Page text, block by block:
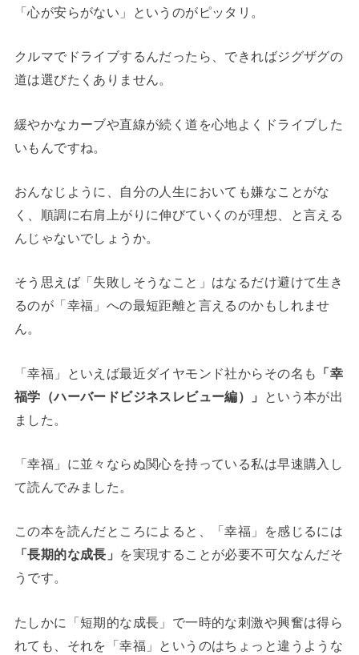
「心が安らがない」というのがピッタリ。
クルマでドライブするんだったら、できればジグザグの
道は選びたくありません。
緩やかなカーブや直線が続く道を心地よくドライブした
いもんですね。
おんなじように、自分の人生においても嫌なことがな
く、順調に右肩上がりに伸びていくのが理想、と言える
んじゃないでしょうか。
そう思えば「失敗しそうなこと」はなるだけ避けて生き
るのが「幸福」への最短距離と言えるのかもしれませ
ん。
「幸福」といえば最近ダイヤモンド社からその名も 「幸
福学（ハーバードビジネスレビュー編）」 という本が出
ました。
「幸福」に並々ならぬ関心を持っている私は早速購入し
て読んでみました。
この本を読んだところによると、「幸福」を感じるには
「長期的な成長」 を実現することが必要不可欠なんだそ
うです。
たしかに「短期的な成長」で一時的な刺激や興奮は得ら
れても、それを「幸福」というのはちょっと違うような